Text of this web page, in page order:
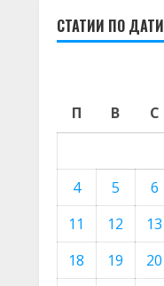
СТАТИИ ПО ДАТИ
П В С
4
5 6
11
12 13
18
19 20